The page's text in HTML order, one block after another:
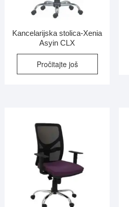
Kancelarijska stolica-Xenia
Asyin CLX
Pročitajte još